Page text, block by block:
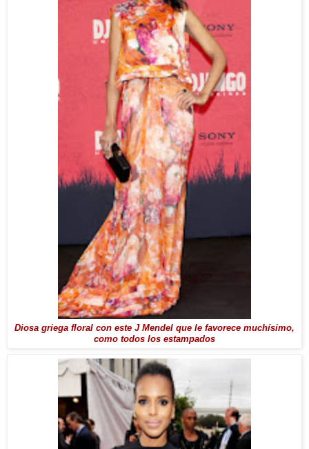
Diosa griega floral con este J Mendel que le favorece muchísimo,
como todos los estampados